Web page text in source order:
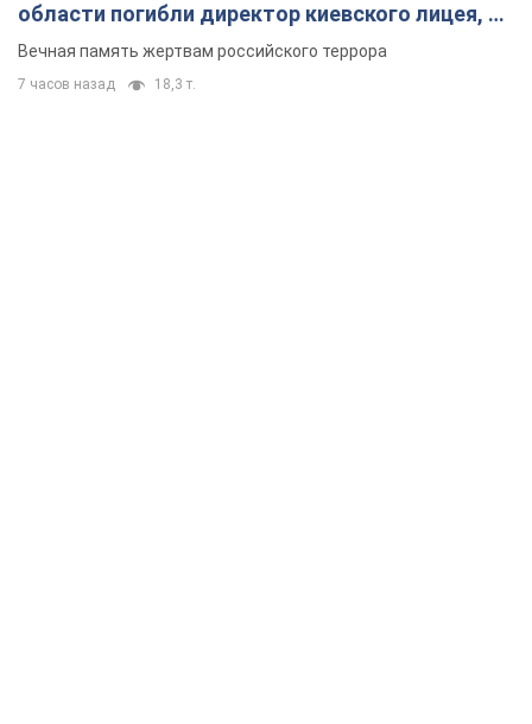
области погибли директор киевского лицея, её
муж и внук
Вечная память жертвам российского террора
7 часов назад 18,3 т.